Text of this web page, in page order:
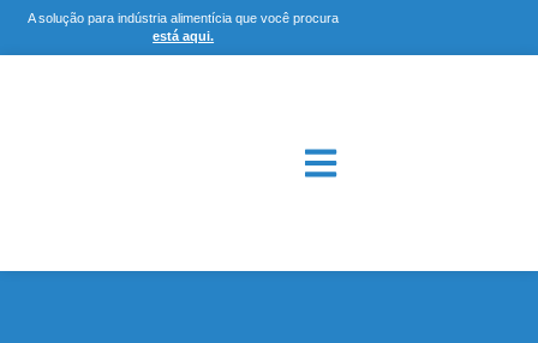
A solução para indústria alimentícia que você procura
está aqui.